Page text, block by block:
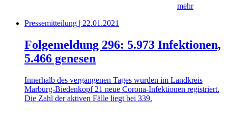
mehr
Pressemitteilung | 22.01.2021
Folgemeldung 296: 5.973 Infektionen,
5.466 genesen
Innerhalb des vergangenen Tages wurden im Landkreis
Marburg-Biedenkopf 21 neue Corona-Infektionen registriert.
Die Zahl der aktiven Fälle liegt bei 339.